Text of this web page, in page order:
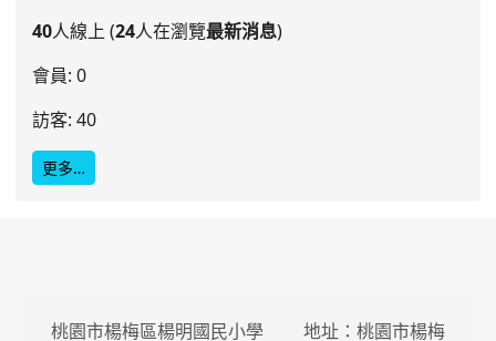
40人線上 (24人在瀏覽最新消息)
會員: 0
訪客: 40
更多…
桃園市楊梅區楊明國民小學 地址：桃園市楊梅